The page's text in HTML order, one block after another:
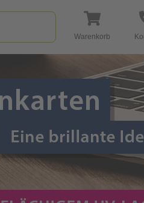
Warenkorb